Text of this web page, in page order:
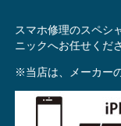
スマホ修理のスペシ
ニックへお任せくだ
※当店は、メーカー